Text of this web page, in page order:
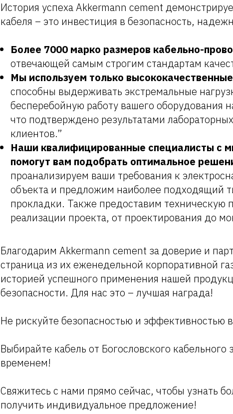
История успеха Akkermann cement
кабеля – это инвестиция в безопасность,
Более 7000 марко размеров кабельно-
отвечающей самым строгим стандартам
Мы используем только
способны выдерживать экстремальные
бесперебойную работу вашего оборудования
что подтверждено результатами
клиентов.”
Наши квалифицированные специалисты с
помогут вам подобрать оптимальное
проанализируем ваши требования к
объекта и предложим наиболее подходящий
прокладки. Также предоставим техническую
реализации проекта, от проектирования до
Благодарим Akkermann cement за доверие и
страница из их еженедельной корпоративной
историей успешного применения нашей
безопасности. Для нас это – лучшая награда!
Не рискуйте безопасностью и эффективностью
Выбирайте кабель от Богословского
временем!
Свяжитесь с нами прямо сейчас, чтобы узнать
получить индивидуальное предложение!